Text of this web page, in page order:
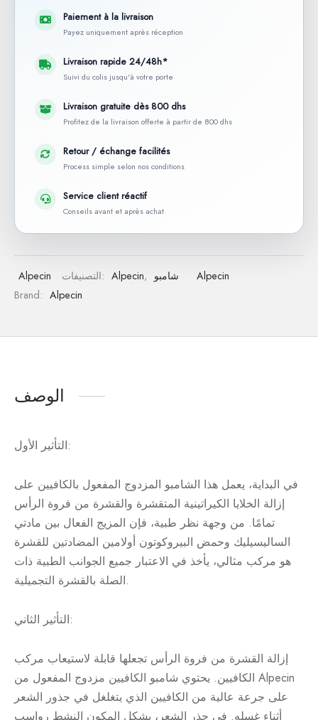
Paiement à la livraison
Payez uniquement après réception
Livraison rapide 24/48h*
Suivi du colis jusqu'à votre porte
Livraison gratuite dès 800 dhs
Profitez de la livraison offerte à partir de 800 dhs
Retour / échange facilités
Process simple selon nos conditions
Service client réactif
Conseils avant et après achat
Alpecin التصنيفات: Alpecin, شامبو
Alpecin
Brand: Alpecin
الوصف
التأثير الأول:
في البداية، يعمل هذا الشامبو المزدوج المفعول بالكافيين على
إزالة الخلايا الكيراتينية المتقشرة والقشرة من فروة الرأس
تمامًا. من وجهة نظر طبية، فإن المزيج الفعال بين مادتي
الساليسيليك وحمض البيروكوتون أولامين المضادتين للقشرة
هو مركب مثالي، يأخذ في الاعتبار جميع الجوانب الطبية ذات
الصلة بالقشرة التجميلية.
التأثير الثاني:
إزالة القشرة من فروة الرأس تجعلها قابلة لاستيعاب مركب
الكافيين. يحتوي شامبو الكافيين مزدوج المفعول من Alpecin
على جرعة عالية من الكافيين الذي يتغلغل في جذور الشعر
أثناء غسله. في جذر الشعر، يشكل المكون النشط رواسب